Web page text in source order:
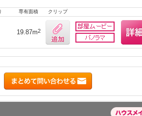
専有面積 クリップ
19.87m2